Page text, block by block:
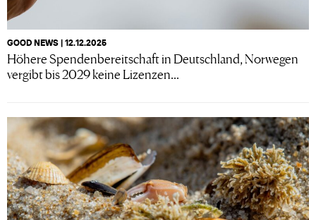
GOOD NEWS | 12.12.2025
Höhere Spendenbereitschaft in Deutschland, Norwegen
vergibt bis 2029 keine Lizenzen...